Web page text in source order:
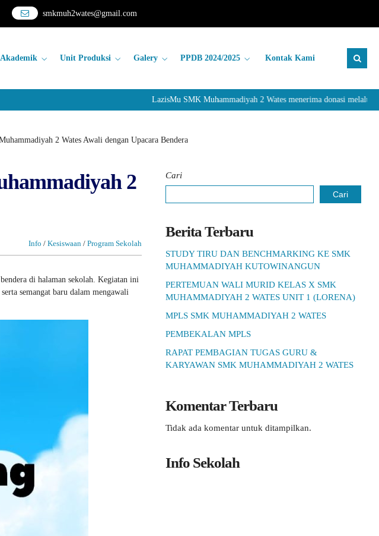
smkmuh2wates@gmail.com
Akademik Unit Produksi Galery PPDB 2024/2025 Kontak Kami
LazisMu SMK Muhammadiyah 2 Wates menerima donasi melalui
2 Wates Awali dengan Upacara Bendera
2
Info / Kesiswaan / Program Sekolah
di halaman sekolah. Kegiatan ini
semangat baru dalam mengawali
Cari
Cari
Berita Terbaru
STUDY TIRU DAN BENCHMARKING KE SMK
MUHAMMADIYAH KUTOWINANGUN
PERTEMUAN WALI MURID KELAS X SMK
MUHAMMADIYAH 2 WATES UNIT 1 (LORENA)
MPLS SMK MUHAMMADIYAH 2 WATES
PEMBEKALAN MPLS
RAPAT PEMBAGIAN TUGAS GURU &
KARYAWAN SMK MUHAMMADIYAH 2 WATES
Komentar Terbaru
Tidak ada komentar untuk ditampilkan.
Info Sekolah